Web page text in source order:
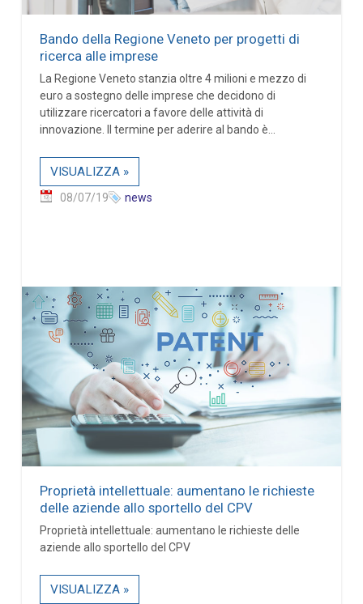
Bando della Regione Veneto per progetti di
ricerca alle imprese
La Regione Veneto stanzia oltre 4 milioni e mezzo di
euro a sostegno delle imprese che decidono di
utilizzare ricercatori a favore delle attività di
innovazione. Il termine per aderire al bando è...
VISUALIZZA »
08/07/19 news
Proprietà intellettuale: aumentano le richieste
delle aziende allo sportello del CPV
Proprietà intellettuale: aumentano le richieste delle
aziende allo sportello del CPV
VISUALIZZA »